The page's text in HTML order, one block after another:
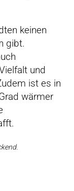
keinen
gibt.
und
ist es in
wärmer